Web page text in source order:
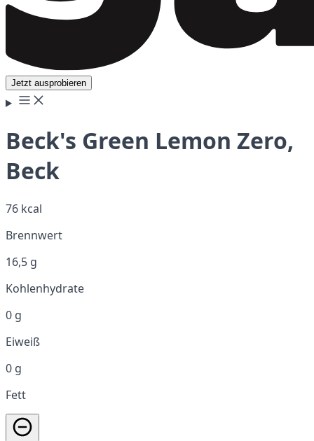
Jetzt ausprobieren
Beck's Green Lemon Zero,
Beck
76 kcal
Brennwert
16,5 g
Kohlenhydrate
0 g
Eiweiß
0 g
Fett